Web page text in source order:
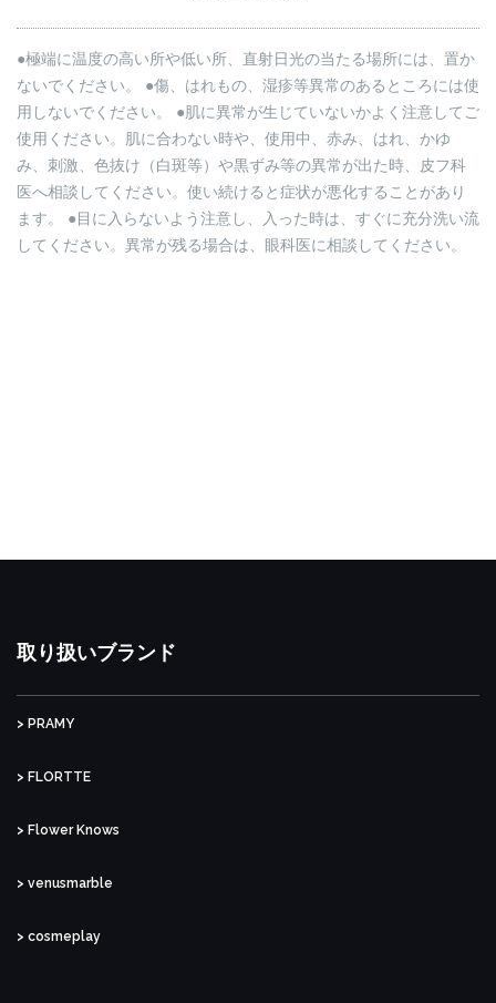
●極端に温度の高い所や低い所、直射日光の当たる場所には、置か
ないでください。
●傷、はれもの、湿疹等異常のあるところには使
用しないでください。
●肌に異常が生じていないかよく注意してご
使用ください。肌に合わない時や、使用中、赤み、はれ、かゆ
み、刺激、色抜け（白斑等）や黒ずみ等の異常が出た時、皮フ科
医へ相談してください。使い続けると症状が悪化することがあり
ます。
●目に入らないよう注意し、入った時は、すぐに充分洗い流
してください。異常が残る場合は、眼科医に相談してください。
取り扱いブランド
> PRAMY
> FLORTTE
> Flower Knows
> venusmarble
> cosmeplay